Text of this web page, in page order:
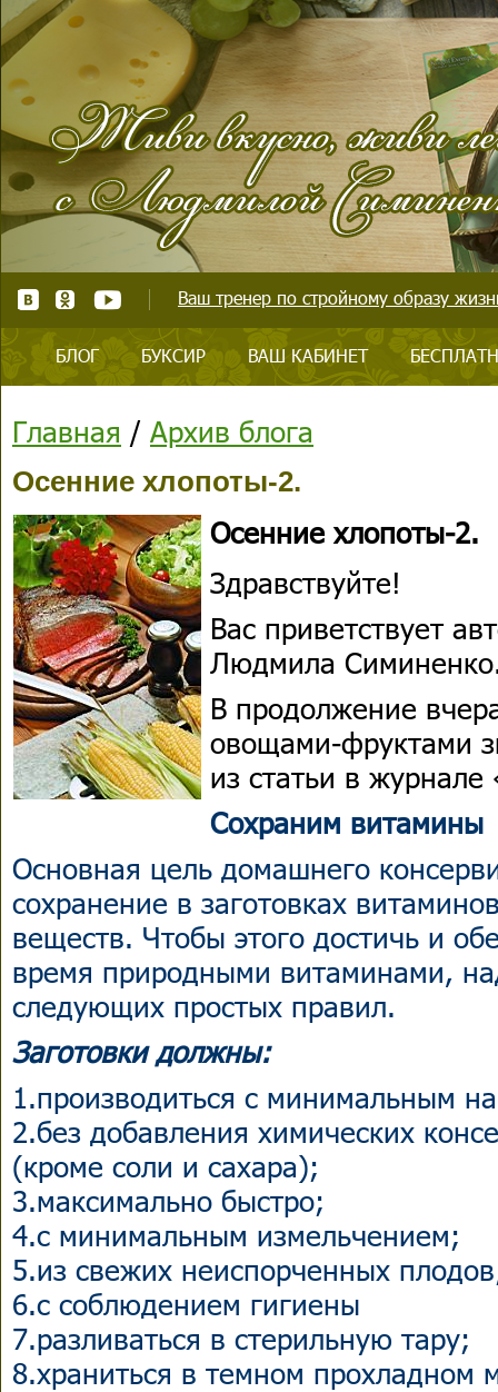
Ваш тренер по стройному образу
БЛОГ БУКСИР ВАШ КАБИНЕТ
Главная / Архив блога
Осенние хлопоты-2.
Осенние хлопоты-2.
Здравствуйте!
Вас приветствует
Людмила
В продолжение
овощами-фруктами
из статьи в журнале
Сохраним витамины
Основная цель домашнего
сохранение в заготовках
веществ. Чтобы этого достичь и
время природными витаминами,
следующих простых правил.
Заготовки должны:
1.производиться с минимальным
2.без добавления химических
(кроме соли и сахара);
3.максимально быстро;
4.с минимальным измельчением;
5.из свежих неиспорченных
6.с соблюдением гигиены
7.разливаться в стерильную тару;
8.храниться в темном прохладном